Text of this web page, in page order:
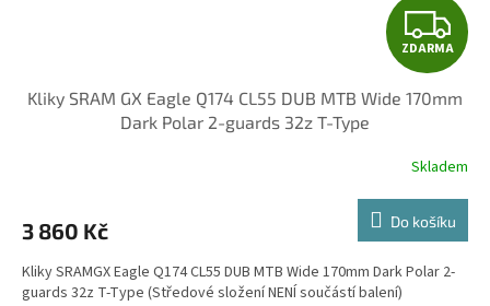
Z
D
A
R
M
A
ZDARMA
Kliky SRAM GX Eagle Q174 CL55 DUB MTB Wide 170mm
Dark Polar 2-guards 32z T-Type
Skladem
3 860 Kč Do košíku
Kliky SRAMGX Eagle Q174 CL55 DUB MTB Wide 170mm Dark Polar 2-
guards 32z T-Type (Středové složení NENÍ součástí balení)